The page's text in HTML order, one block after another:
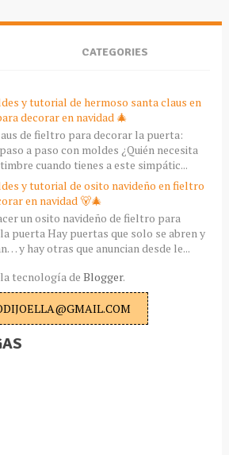
CATEGORIES
y tutorial de hermoso santa claus en
decorar en navidad 🎄
de fieltro para decorar la puerta:
a paso con moldes ¿Quién necesita
cuando tienes a este simpátic...
y tutorial de osito navideño en fieltro
en navidad 🐻🎄
un osito navideño de fieltro para
puerta Hay puertas que solo se abren y
y hay otras que anuncian desde le...
tecnología de Blogger.